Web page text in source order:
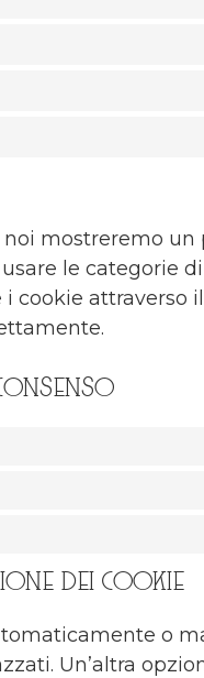
mostreremo
le
cookie
dei cookie
o
Un’altra